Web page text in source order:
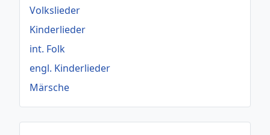
Volkslieder
Kinderlieder
int. Folk
engl. Kinderlieder
Märsche